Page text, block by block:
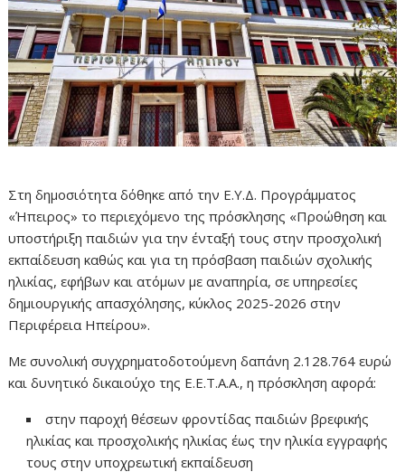
Στη δημοσιότητα δόθηκε από την Ε.Υ.Δ. Προγράμματος
«Ήπειρος» το περιεχόμενο της πρόσκλησης «Προώθηση και
υποστήριξη παιδιών για την ένταξή τους στην προσχολική
εκπαίδευση καθώς και για τη πρόσβαση παιδιών σχολικής
ηλικίας, εφήβων και ατόμων με αναπηρία, σε υπηρεσίες
δημιουργικής απασχόλησης, κύκλος 2025-2026 στην
Περιφέρεια Ηπείρου».
Με συνολική συγχρηματοδοτούμενη δαπάνη 2.128.764 ευρώ
και δυνητικό δικαιούχο της Ε.Ε.Τ.Α.Α., η πρόσκληση αφορά:
στην παροχή θέσεων φροντίδας παιδιών βρεφικής
ηλικίας και προσχολικής ηλικίας έως την ηλικία εγγραφής
τους στην υποχρεωτική εκπαίδευση